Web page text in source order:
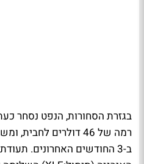
ב-3 החודשים האחרונים.